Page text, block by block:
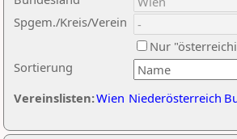
Sortierung
Spgem./Kreis/Verein
Nur
Vereinslisten:Wien Niederösterreich